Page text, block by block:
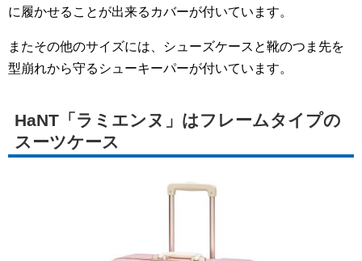
に履かせることが出来るカバーが付いています。
またその他のサイズには、シューズケースと靴のつま先を
型崩れから守るシューキーパーが付いています。
HaNT「ラミエンヌ」はフレームタイプの
スーツケース